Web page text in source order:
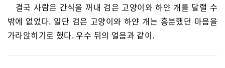
결국 사람은 간식을 꺼내 검은 고양이와 하얀 개를 달랠 수
밖에 없었다. 일단 검은 고양이와 하얀 개는 흥분했던 마음을
가라앉히기로 했다. 우수 뒤의 얼음과 같이.